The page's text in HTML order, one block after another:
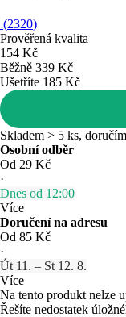
(2320)
Prověřená kvalita
154 Kč
Běžně 339 Kč
Ušetříte 185 Kč
Skladem > 5 ks,
Osobní odběr
Od 29 Kč
·
Dnes od 12:00
Více
Doručení na adresu
Od 85 Kč
·
Út 11. – St 12. 8.
Více
Na tento produkt nelze
Řešíte nedostatek